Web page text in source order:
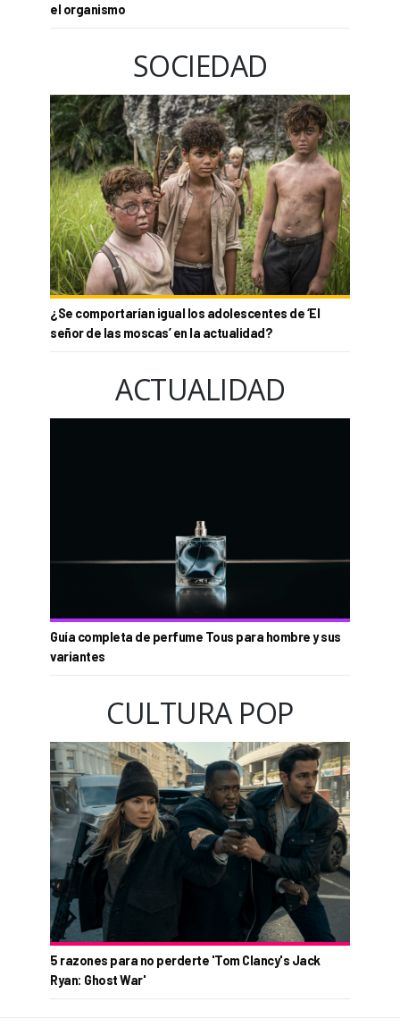
el organismo
SOCIEDAD
¿Se comportarían igual los adolescentes de ‘El
señor de las moscas’ en la actualidad?
ACTUALIDAD
Guía completa de perfume Tous para hombre y sus
variantes
CULTURA POP
5 razones para no perderte 'Tom Clancy's Jack
Ryan: Ghost War'